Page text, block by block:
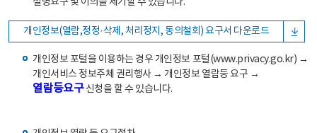
개인정보(열람,정정·삭제, 처리정지, 동의철회) 요구서 다운로드
개인정보 포털을 이용하는 경우 개인정보 포털(www.privacy.go.kr) →
개인서비스 정보주체 권리행사 → 개인정보 열람등 요구 →
열람등요구신청을 할 수 있습니다.